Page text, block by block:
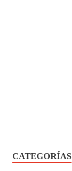
CATEGORÍAS